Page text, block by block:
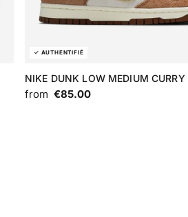
NIKE DUNK LOW MEDIUM CURRY
from €85.00